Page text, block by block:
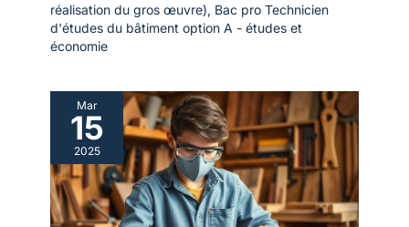
réalisation du gros œuvre), Bac pro Technicien
d'études du bâtiment option A - études et
économie
Mar
15
2025